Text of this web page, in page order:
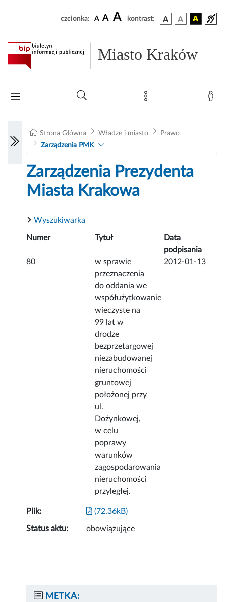
czcionka: A A A kontrast:
Miasto Kraków
Strona Główna Władze i miasto
Prawo
Zarządzenia PMK
Zarządzenia Prezydenta
Miasta Krakowa
Wyszukiwarka
Numer Tytuł
Data
podpisania
80
w sprawie
przeznaczenia
do oddania we
współużytkowanie
wieczyste na
99 lat w
drodze
bezprzetargowej
niezabudowanej
nieruchomości
gruntowej
położonej przy
ul.
Dożynkowej,
w celu
poprawy
warunków
zagospodarowania
nieruchomości
przyległej.
2012-01-13
Plik: (72.36kB)
Status aktu: obowiązujące
METKA: